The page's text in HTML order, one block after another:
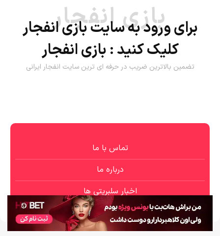
بازی انفجار
برای ورود به سایت بازی انفجار
کلیک کنید : بازی انفجار
تضمین بالاترین ضریب در حرفه ای ترین سایت انفجار ایرانی
تماس با ما
درباره ما
اخبار سلبریتی ها